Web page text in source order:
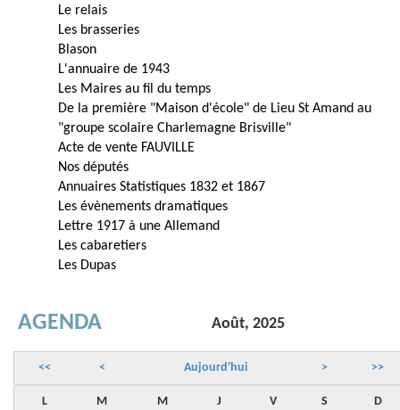
Le relais
Les brasseries
Blason
L'annuaire de 1943
Les Maires au fil du temps
De la première "Maison d'école" de Lieu St Amand au
"groupe scolaire Charlemagne Brisville"
Acte de vente FAUVILLE
Nos députés
Annuaires Statistiques 1832 et 1867
Les évènements dramatiques
Lettre 1917 à une Allemand
Les cabaretiers
Les Dupas
AGENDA Août, 2025
<< < Aujourd'hui > >>
L M M J V S D